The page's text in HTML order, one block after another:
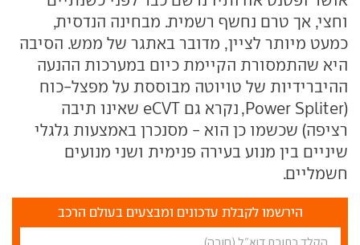
וחצי, אך טרם נחשף רשמית. מבחינה הנדסית,
כמעט מיותר לציין, מדובר באתגר של ממש. הסיבה
היא שהתמסורת הקיימת כיום במערכות ההנעה
ההיברידיות של טויוטה מבוססת על מפצל-כוח
(
Power Spliter, נקרא גם eCVT שאינו תיבה
רציפה) שכשמו כן הוא - מסנכרן באמצעות גלגלי
שיניים בין מנוע בעירה פנימית ושני מנועים
חשמליים.
הירשמו לקבלת עדכונים ומבצעים בעולם הרכב